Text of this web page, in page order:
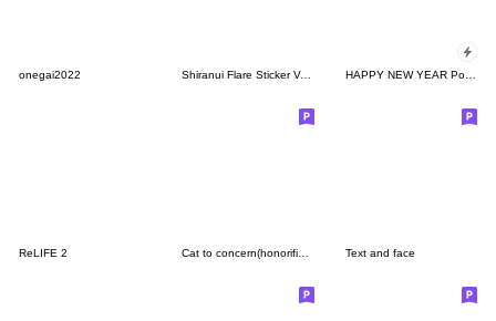
onegai2022 Shiranui Flare Sticker Vol.2 HAPPY NEW YEAR Pop-Up Stickers Resale !
ReLIFE 2 Text and face